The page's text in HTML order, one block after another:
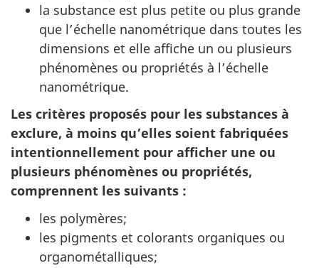
la substance est plus petite ou plus grande
que l’échelle nanométrique dans toutes les
dimensions et elle affiche un ou plusieurs
phénomènes ou propriétés à l’échelle
nanométrique.
Les critères proposés pour les substances à
exclure, à moins qu’elles soient fabriquées
intentionnellement pour afficher une ou
plusieurs phénomènes ou propriétés,
comprennent les suivants :
les polymères;
les pigments et colorants organiques ou
organométalliques;